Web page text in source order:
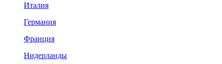
Италия
Германия
Франция
Нидерланды